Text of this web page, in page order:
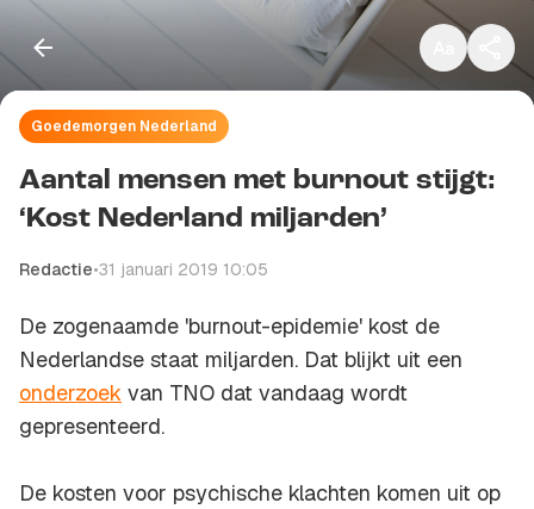
Goedemorgen Nederland
Aantal mensen met burnout stijgt:
‘Kost Nederland miljarden’
Redactie•31 januari 2019 10:05
De zogenaamde 'burnout-epidemie' kost de
Nederlandse staat miljarden. Dat blijkt uit een
onderzoek van TNO dat vandaag wordt
gepresenteerd.
De kosten voor psychische klachten komen uit op